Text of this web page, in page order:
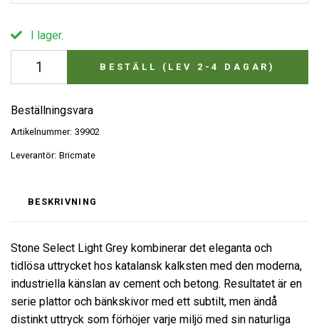
I lager.
BESTÄLL (LEV 2-4 DAGAR)
Beställningsvara
Artikelnummer: 39902
Leverantör: Bricmate
BESKRIVNING
Stone Select Light Grey kombinerar det eleganta och
tidlösa uttrycket hos katalansk kalksten med den moderna,
industriella känslan av cement och betong. Resultatet är en
serie plattor och bänkskivor med ett subtilt, men ändå
distinkt uttryck som förhöjer varje miljö med sin naturliga